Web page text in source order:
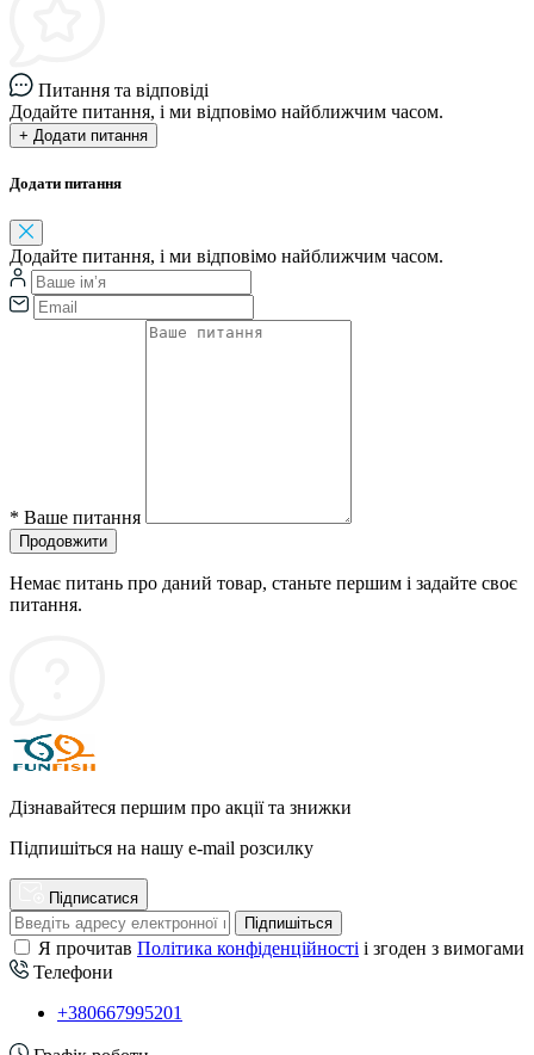
Питання та відповіді
Додайте питання, і ми відповімо найближчим часом.
+ Додати питання
Додати питання
Додайте питання, і ми відповімо найближчим часом.
* Ваше питання
Продовжити
Немає питань про даний товар, станьте першим і задайте своє
питання.
Дізнавайтеся першим про акції та знижки
Підпишіться на нашу e-mail розсилку
Підписатися
Підпишіться
Я прочитав Політика конфіденційності і згоден з вимогами
Телефони
+380667995201